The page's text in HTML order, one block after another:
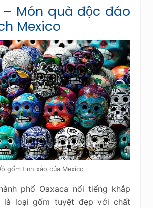
Món quà độc đáo
Mexico
gốm tinh xảo của Mexico
phố Oaxaca nổi tiếng khắp
là loại gốm tuyệt đẹp với chất